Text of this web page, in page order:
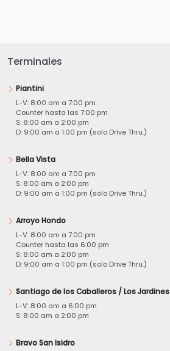
Terminales
Piantini
L-V: 8:00 am a 7:00 pm
Counter hasta las 7:00 pm
S: 8:00 am a 2:00 pm
D: 9:00 am a 1:00 pm (solo Drive Thru.)
Bella Vista
L-V: 8:00 am a 7:00 pm
S: 8:00 am a 2:00 pm
D: 9:00 am a 1:00 pm (solo Drive Thru.)
Arroyo Hondo
L-V: 8:00 am a 7:00 pm
Counter hasta las 6:00 pm
S: 8:00 am a 2:00 pm
D: 9:00 am a 1:00 pm (solo Drive Thru.)
Santiago de los Caballeros / Los Jardines
L-V: 8:00 am a 6:00 pm
S: 8:00 am a 2:00 pm
Bravo San Isidro